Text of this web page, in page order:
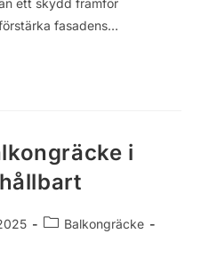
fasadens…
i
Balkongräcke